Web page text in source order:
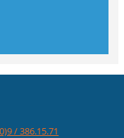
/ 386.15.71